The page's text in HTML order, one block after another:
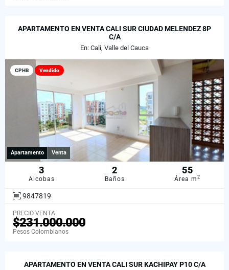
APARTAMENTO EN VENTA CALI SUR CIUDAD MELENDEZ 8P
C/A
En: Cali, Valle del Cauca
CPHB Vendido
Apartamento Venta
3
Alcobas
2
Baños
55
Área m2
9847819
PRECIO VENTA
$231.000.000
Pesos Colombianos
APARTAMENTO EN VENTA CALI SUR KACHIPAY P10 C/A